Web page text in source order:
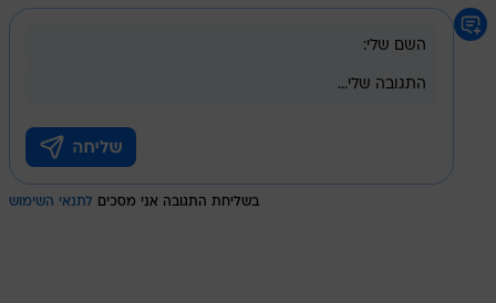
בשליחת התגובה אני מסכים לתנאי השימוש